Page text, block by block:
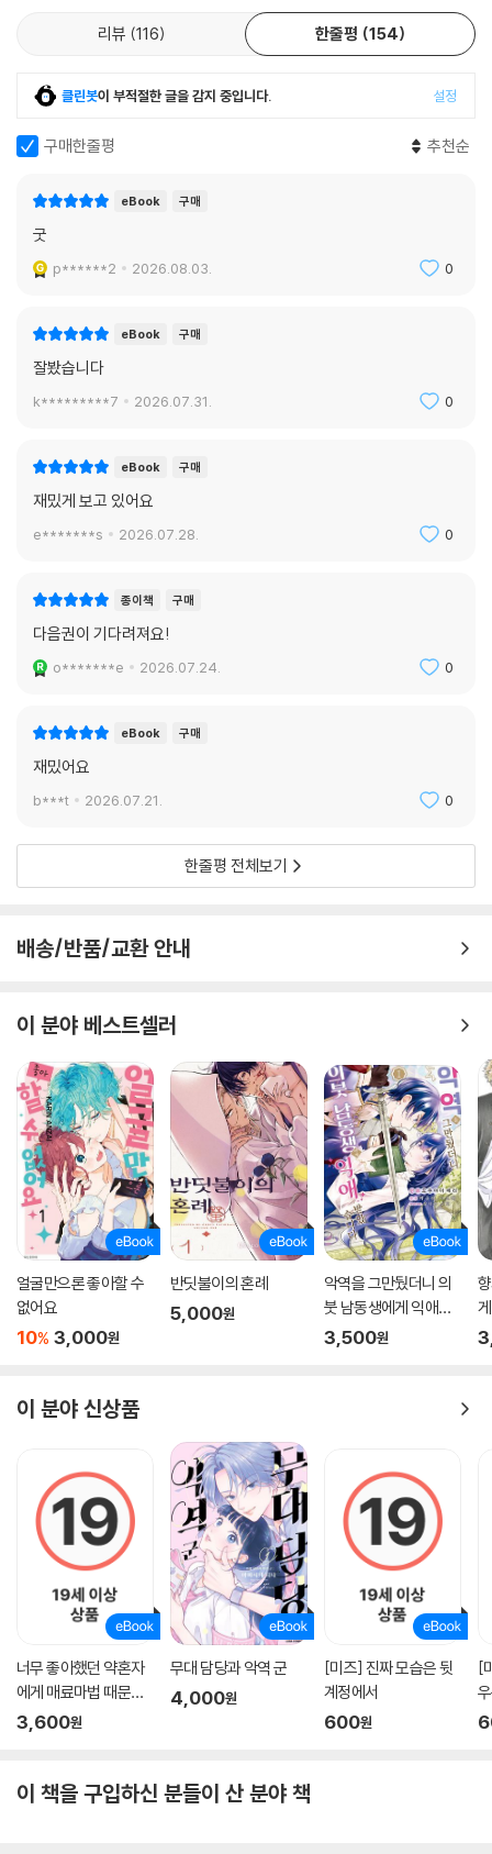
리뷰 116 한줄평 154
클린봇이 부적절한 글을 감지 중입니다. 설정
구매한줄평 추천순
eBook 구매
굿
p******2 2026.08.03. 0
eBook 구매
잘봤습니다
k*********7 2026.07.31. 0
eBook 구매
재밌게 보고 있어요
e*******s 2026.07.28. 0
종이책 구매
다음권이 기다려져요!
o*******e 2026.07.24. 0
eBook 구매
재밌어요
b***t 2026.07.21. 0
한줄평 전체보기
배송/반품/교환 안내
이 분야 베스트셀러
얼굴만으론 좋아할 수
없어요
10% 3,000원
반딧불이의 혼례
5,000원
악역을 그만뒀더니 의
붓 남동생에게 익애받
았습니다
3,500원
이 분야 신상품
너무 좋아했던 약혼자
에게 매료마법 때문에
약혼파기당했습니다
3,600원
무대 담당과 악역 군
4,000원
[미즈] 진짜 모습은 뒷
계정에서
600원
[
이 책을 구입하신 분들이 산 분야 책